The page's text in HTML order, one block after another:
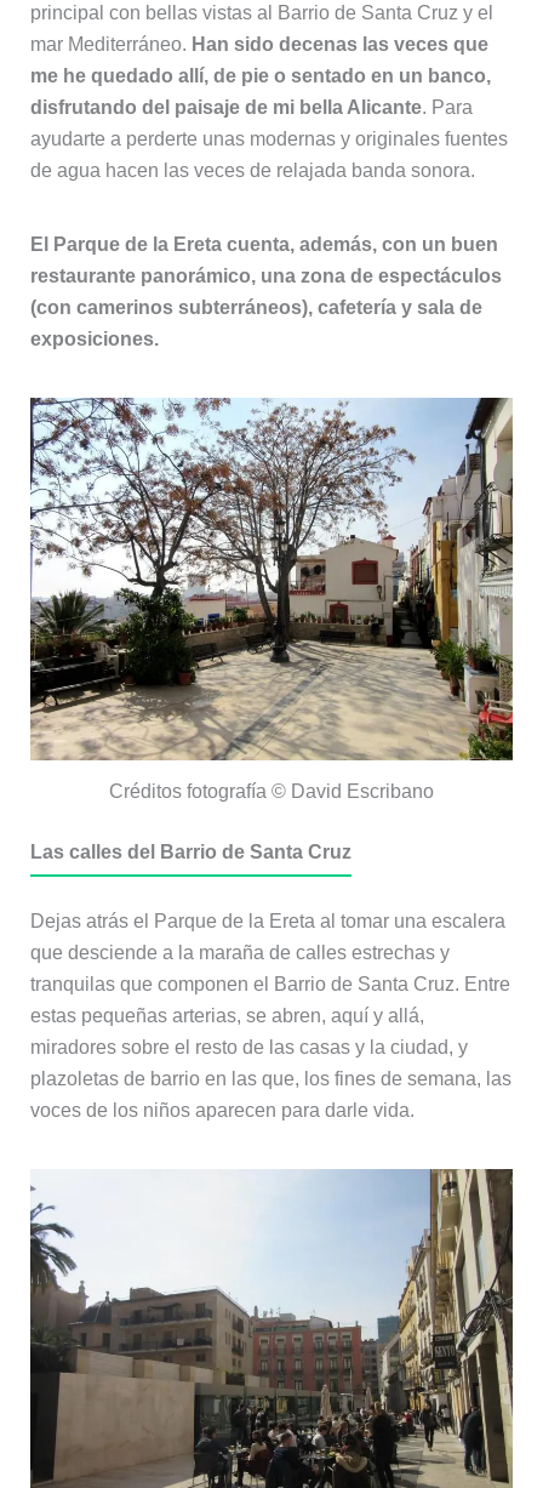
principal con bellas vistas al Barrio de Santa Cruz y el
mar Mediterráneo. Han sido decenas las veces que
me he quedado allí, de pie o sentado en un banco,
disfrutando del paisaje de mi bella Alicante. Para
ayudarte a perderte unas modernas y originales fuentes
de agua hacen las veces de relajada banda sonora.
El Parque de la Ereta cuenta, además, con un buen
restaurante panorámico, una zona de espectáculos
(con camerinos subterráneos), cafetería y sala de
exposiciones.
Créditos fotografía © David Escribano
Las calles del Barrio de Santa Cruz
Dejas atrás el Parque de la Ereta al tomar una escalera
que desciende a la maraña de calles estrechas y
tranquilas que componen el Barrio de Santa Cruz. Entre
estas pequeñas arterias, se abren, aquí y allá,
miradores sobre el resto de las casas y la ciudad, y
plazoletas de barrio en las que, los fines de semana, las
voces de los niños aparecen para darle vida.